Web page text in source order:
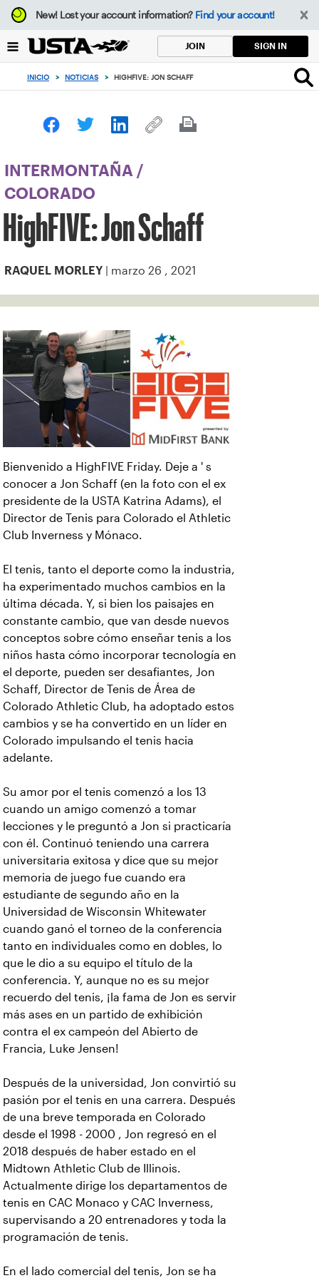
Enfoque
desde
botón
volver
principio
New!Lost your account information? Find your account!
JOIN SIGN IN
INICIO > NOTICIAS > HIGHFIVE: JON SCHAFF
INTERMONTAÑA /
COLORADO
HighFIVE: Jon Schaff
RAQUEL MORLEY | marzo 26 , 2021
Bienvenido a HighFIVE Friday. Deje a ' s
conocer a Jon Schaff (en la foto con el ex
presidente de la USTA Katrina Adams), el
Director de Tenis para Colorado el Athletic
Club Inverness y Mónaco.
El tenis, tanto el deporte como la industria,
ha experimentado muchos cambios en la
última década. Y, si bien los paisajes en
constante cambio, que van desde nuevos
conceptos sobre cómo enseñar tenis a los
niños hasta cómo incorporar tecnología en
el deporte, pueden ser desafiantes, Jon
Schaff, Director de Tenis de Área de
Colorado Athletic Club, ha adoptado estos
cambios y se ha convertido en un líder en
Colorado impulsando el tenis hacia
adelante.
Su amor por el tenis comenzó a los 13
cuando un amigo comenzó a tomar
lecciones y le preguntó a Jon si practicaría
con él. Continuó teniendo una carrera
universitaria exitosa y dice que su mejor
memoria de juego fue cuando era
estudiante de segundo año en la
Universidad de Wisconsin Whitewater
cuando ganó el torneo de la conferencia
tanto en individuales como en dobles, lo
que le dio a su equipo el título de la
conferencia. Y, aunque no es su mejor
recuerdo del tenis, ¡la fama de Jon es servir
más ases en un partido de exhibición
contra el ex campeón del Abierto de
Francia, Luke Jensen!
Después de la universidad, Jon convirtió su
pasión por el tenis en una carrera. Después
de una breve temporada en Colorado
desde el 1998 - 2000 , Jon regresó en el
2018 después de haber estado en el
Midtown Athletic Club de Illinois.
Actualmente dirige los departamentos de
tenis en CAC Monaco y CAC Inverness,
supervisando a 20 entrenadores y toda la
programación de tenis.
En el lado comercial del tenis, Jon se ha